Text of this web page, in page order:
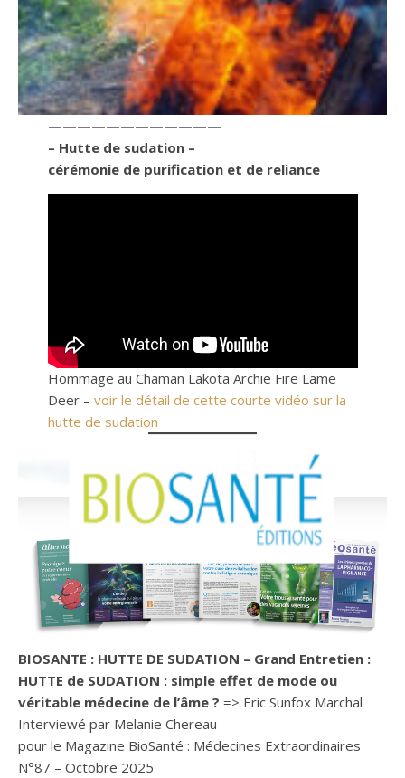
————————————
– Hutte de sudation –
cérémonie de purification et de reliance
Hommage au Chaman Lakota Archie Fire Lame
Deer – voir le détail de cette courte vidéo sur la
hutte de sudation
BIOSANTE : HUTTE DE SUDATION – Grand Entretien :
HUTTE de SUDATION : simple effet de mode ou
véritable médecine de l’âme ? => Eric Sunfox Marchal
Interviewé par Melanie Chereau
pour le Magazine BioSanté : Médecines Extraordinaires
N°87 – Octobre 2025